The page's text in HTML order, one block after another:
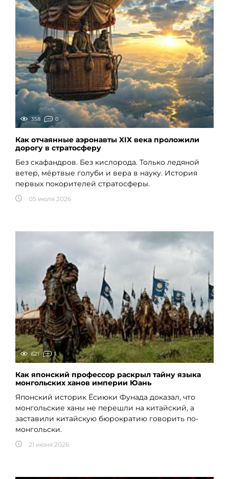
358 0
Как отчаянные аэронавты XIX века проложили
дорогу в стратосферу
Без скафандров. Без кислорода. Только ледяной
ветер, мёртвые голуби и вера в науку. История
первых покорителей стратосферы.
05 июля 2026
621 1
Как японский профессор раскрыл тайну языка
монгольских ханов империи Юань
Японский историк Ёсиюки Фунада доказал, что
монгольские ханы не перешли на китайский, а
заставили китайскую бюрократию говорить по-
монгольски.
21 июня 2026